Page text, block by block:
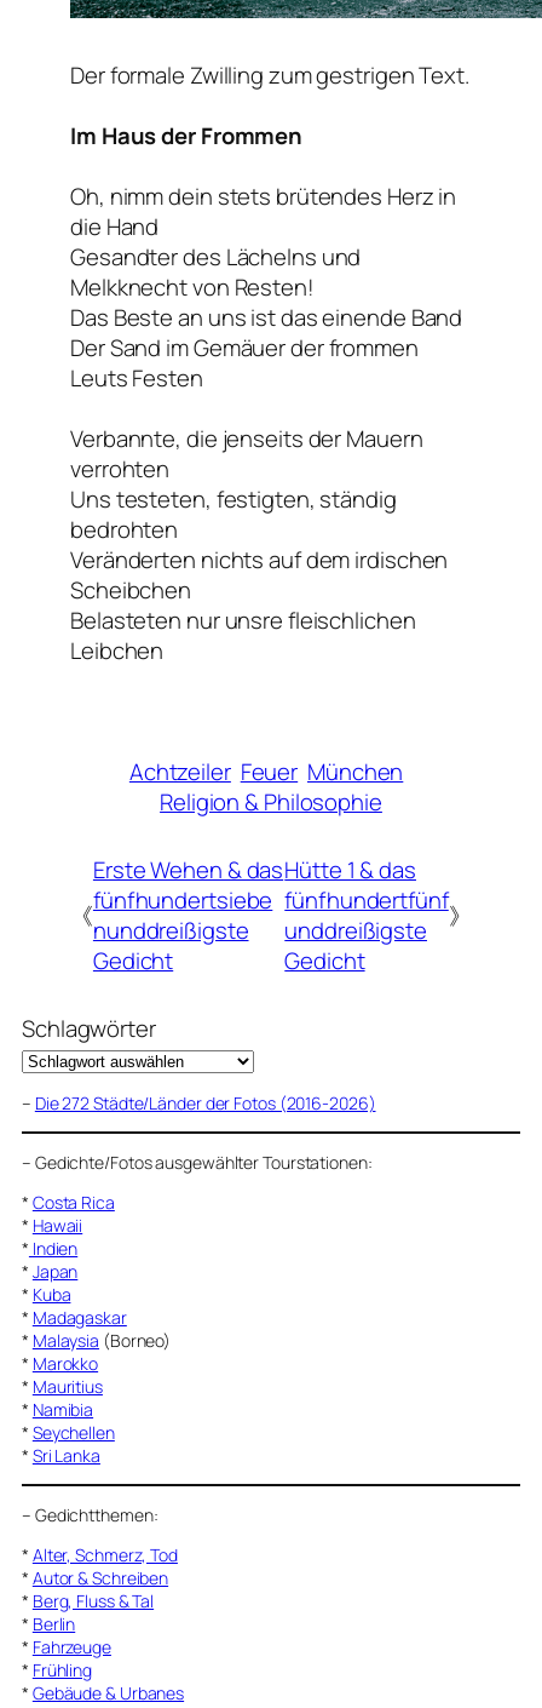
Der formale Zwilling zum gestrigen Text.
Im Haus der Frommen
Oh, nimm dein stets brütendes Herz in
die Hand
Gesandter des Lächelns und
Melkknecht von Resten!
Das Beste an uns ist das einende Band
Der Sand im Gemäuer der frommen
Leuts Festen
Verbannte, die jenseits der Mauern
verrohten
Uns testeten, festigten, ständig
bedrohten
Veränderten nichts auf dem irdischen
Scheibchen
Belasteten nur unsre fleischlichen
Leibchen
Achtzeiler Feuer München
Religion & Philosophie
《
Erste Wehen & das
fünfhundertsiebe
nunddreißigste
Gedicht
Hütte 1 & das
fünfhundertfünf
unddreißigste
Gedicht
》
Schlagwörter
– Die 272 Städte/Länder der Fotos (2016-2026)
– Gedichte/Fotos ausgewählter Tourstationen:
* Costa Rica
* Hawaii
* Indien
* Japan
* Kuba
* Madagaskar
* Malaysia (Borneo)
* Marokko
* Mauritius
* Namibia
* Seychellen
* Sri Lanka
– Gedichtthemen:
* Alter, Schmerz, Tod
* Autor & Schreiben
* Berg, Fluss & Tal
* Berlin
* Fahrzeuge
* Frühling
* Gebäude & Urbanes